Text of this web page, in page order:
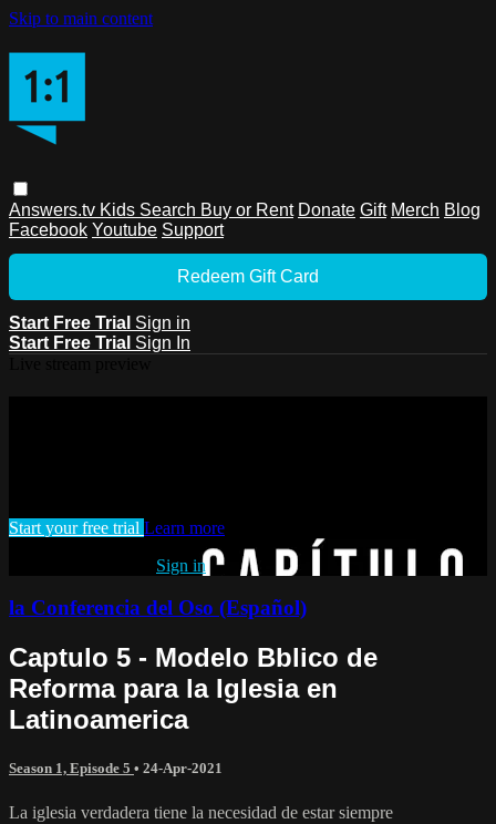
Skip to main content
Answers.tv Kids Search Buy or Rent Donate Gift Merch Blog
Facebook Youtube Support
Redeem Gift Card
Start Free Trial Sign in
Start Free Trial Sign In
Start your free trial Learn more
Sign in
la Conferencia del Oso (Español)
Captulo 5 - Modelo Bblico de
Reforma para la Iglesia en
Latinoamerica
Season 1, Episode 5 • 24-Apr-2021
La iglesia verdadera tiene la necesidad de estar siempre